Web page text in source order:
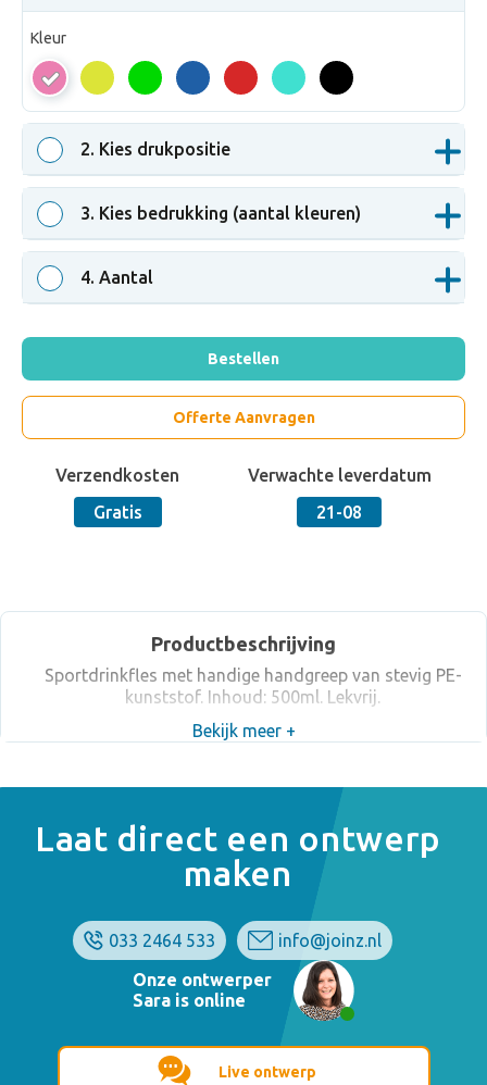
Kleur
Neon
fuchsia
2. Kies drukpositie
3. Kies bedrukking (aantal kleuren)
4. Aantal
Bestellen
Offerte Aanvragen
Verzendkosten
Gratis
Verwachte leverdatum
21-08
Productbeschrijving
Sportdrinkfles met handige handgreep van stevig PE-
kunststof. Inhoud: 500ml. Lekvrij.
Bekijk meer +
Laat direct een ontwerp
maken
033 2464 533
info@joinz.nl
Onze ontwerper
Sara is online
Live ontwerp